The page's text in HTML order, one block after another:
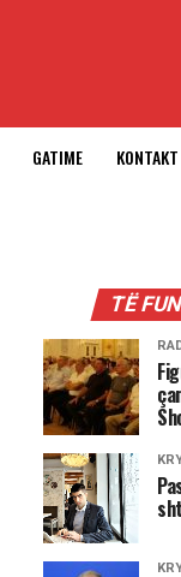
GATIME KONTAKT
TË